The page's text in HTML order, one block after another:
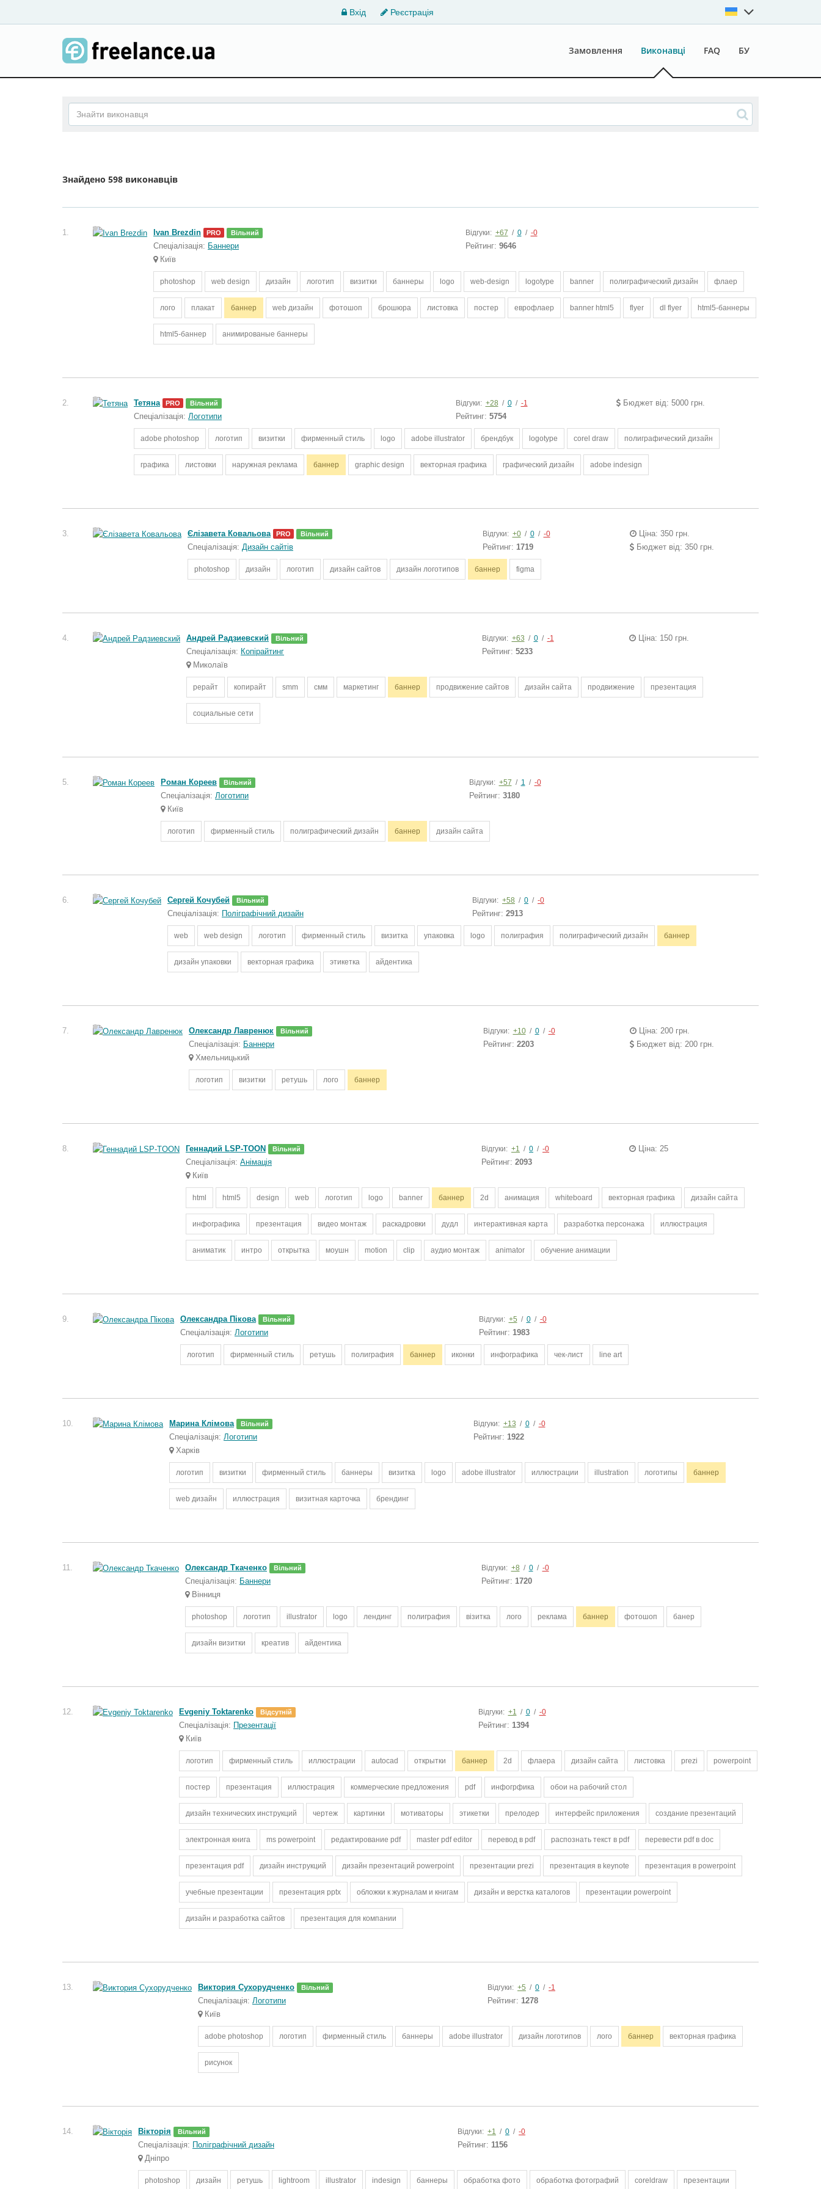
Вхід Реєстрація
Замовлення Виконавці FAQ БУ
Знайдено 598 виконавців
1. Ivan Brezdin PRO Вільний
Спеціалізація: Баннери
Київ
Відгуки: +67 / 0 / -0
Рейтинг: 9646
photoshop web design дизайн логотип визитки баннеры logo web-design logotype banner полиграфический дизайн флаер
лого плакат баннер web дизайн фотошоп брошюра листовка постер еврофлаер banner html5 flyer dl flyer html5-баннеры
html5-баннер анимированые баннеры
2. Тетяна PRO Вільний
Спеціалізація: Логотипи
Відгуки: +28 / 0 / -1
Рейтинг: 5754
Бюджет від: 5000 грн.
adobe photoshop логотип визитки фирменный стиль logo adobe illustrator брендбук logotype corel draw полиграфический дизайн
графика листовки наружная реклама баннер graphic design векторная графика графический дизайн adobe indesign
3. Єлізавета Ковальова PRO Вільний
Спеціалізація: Дизайн сайтів
Відгуки: +0 / 0 / -0
Рейтинг: 1719
Ціна: 350 грн.
Бюджет від: 350 грн.
photoshop дизайн логотип дизайн сайтов дизайн логотипов баннер figma
4. Андрей Радзиевский Вільний
Спеціалізація: Копірайтинг
Миколаїв
Відгуки: +63 / 0 / -1
Рейтинг: 5233
Ціна: 150 грн.
рерайт копирайт smm смм маркетинг баннер продвижение сайтов дизайн сайта продвижение презентация
социальные сети
5. Роман Кореев Вільний
Спеціалізація: Логотипи
Київ
Відгуки: +57 / 1 / -0
Рейтинг: 3180
логотип фирменный стиль полиграфический дизайн баннер дизайн сайта
6. Сергей Кочубей Вільний
Спеціалізація: Поліграфічний дизайн
Відгуки: +58 / 0 / -0
Рейтинг: 2913
web web design логотип фирменный стиль визитка упаковка logo полиграфия полиграфический дизайн баннер
дизайн упаковки векторная графика этикетка айдентика
7. Олександр Лавренюк Вільний
Спеціалізація: Баннери
Хмельницький
Відгуки: +10 / 0 / -0
Рейтинг: 2203
Ціна: 200 грн.
Бюджет від: 200 грн.
логотип визитки ретушь лого баннер
8. Геннадий LSP-TOON Вільний
Спеціалізація: Анімація
Київ
Відгуки: +1 / 0 / -0
Рейтинг: 2093
Ціна: 25
html html5 design web логотип logo banner баннер 2d анимация whiteboard векторная графика дизайн сайта
инфографика презентация видео монтаж раскадровки дудл интерактивная карта разработка персонажа иллюстрация
аниматик интро открытка моушн motion clip аудио монтаж animator обучение анимации
9. Олександра Пікова Вільний
Спеціалізація: Логотипи
Відгуки: +5 / 0 / -0
Рейтинг: 1983
логотип фирменный стиль ретушь полиграфия баннер иконки инфографика чек-лист line art
10. Марина Клімова Вільний
Спеціалізація: Логотипи
Харків
Відгуки: +13 / 0 / -0
Рейтинг: 1922
логотип визитки фирменный стиль баннеры визитка logo adobe illustrator иллюстрации illustration логотипы баннер
web дизайн иллюстрация визитная карточка брендинг
11. Олександр Ткаченко Вільний
Спеціалізація: Баннери
Вінниця
Відгуки: +8 / 0 / -0
Рейтинг: 1720
photoshop логотип illustrator logo лендинг полиграфия візитка лого реклама баннер фотошоп банер
дизайн визитки креатив айдентика
12. Evgeniy Toktarenko Відсутній
Спеціалізація: Презентації
Київ
Відгуки: +1 / 0 / -0
Рейтинг: 1394
логотип фирменный стиль иллюстрации autocad открытки баннер 2d флаера дизайн сайта листовка prezi powerpoint
постер презентация иллюстрация коммерческие предложения pdf инфогрфика обои на рабочий стол
дизайн технических инструкций чертеж картинки мотиваторы этикетки прелодер интерфейс приложения создание презентаций
электронная книга ms powerpoint редактирование pdf master pdf editor перевод в pdf распознать текст в pdf перевести pdf в doc
презентация pdf дизайн инструкций дизайн презентаций powerpoint презентации prezi презентация в keynote презентация в powerpoint
учебные презентации презентация pptx обложки к журналам и книгам дизайн и верстка каталогов презентации powerpoint
дизайн и разработка сайтов презентация для компании
13. Виктория Сухорудченко Вільний
Спеціалізація: Логотипи
Київ
Відгуки: +5 / 0 / -1
Рейтинг: 1278
adobe photoshop логотип фирменный стиль баннеры adobe illustrator дизайн логотипов лого баннер векторная графика
рисунок
14. Вікторія Вільний
Спеціалізація: Поліграфічний дизайн
Дніпро
Відгуки: +1 / 0 / -0
Рейтинг: 1156
photoshop дизайн ретушь lightroom illustrator indesign баннеры обработка фото обработка фотографий coreldraw презентации